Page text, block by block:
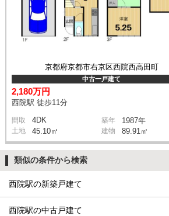
京都府京都市右京区西院西高田町
中古一戸建て
2,180万円
西院駅 徒歩11分
間取 4DK 築年 1987年
土地 45.10㎡ 建物 89.91㎡
類似の条件から検索
西院駅の新築戸建て
西院駅の中古戸建て